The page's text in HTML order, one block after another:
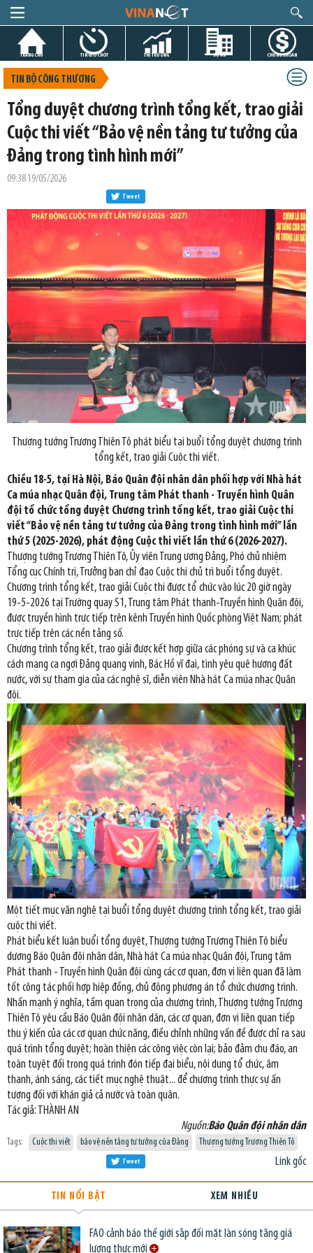
TRANG CHỦ TIN GIỜ CHÓT THỊ TRƯỜNG DỰ ÁN CHỨNG KHOÁN
TIN BỘ CÔNG THƯƠNG
Tổng duyệt chương trình tổng kết, trao giải
Cuộc thi viết “Bảo vệ nền tảng tư tưởng của
Đảng trong tình hình mới”
09:38 19/05/2026
Tweet
Thượng tướng Trương Thiên Tô phát biểu tại buổi tổng duyệt chương trình
tổng kết, trao giải Cuộc thi viết.
Chiều 18-5, tại Hà Nội, Báo Quân đội nhân dân phối hợp với Nhà hát
Ca múa nhạc Quân đội, Trung tâm Phát thanh - Truyền hình Quân
đội tổ chức tổng duyệt Chương trình tổng kết, trao giải Cuộc thi
viết “Bảo vệ nền tảng tư tưởng của Đảng trong tình hình mới” lần
thứ 5 (2025-2026), phát động Cuộc thi viết lần thứ 6 (2026-2027).
Thượng tướng Trương Thiên Tô, Ủy viên Trung ương Đảng, Phó chủ nhiệm
Tổng cục Chính trị, Trưởng ban chỉ đạo Cuộc thi chủ trì buổi tổng duyệt.
Chương trình tổng kết, trao giải Cuộc thi được tổ chức vào lúc 20 giờ ngày
19-5-2026 tại Trường quay S1, Trung tâm Phát thanh-Truyền hình Quân đội,
được truyền hình trực tiếp trên kênh Truyền hình Quốc phòng Việt Nam; phát
trực tiếp trên các nền tảng số.
Chương trình tổng kết, trao giải được kết hợp giữa các phóng sự và ca khúc
cách mạng ca ngợi Đảng quang vinh, Bác Hồ vĩ đại, tình yêu quê hương đất
nước, với sự tham gia của các nghệ sĩ, diễn viên Nhà hát Ca múa nhạc Quân
đội.
Một tiết mục văn nghệ tại buổi tổng duyệt chương trình tổng kết, trao giải
cuộc thi viết.
Phát biểu kết luận buổi tổng duyệt, Thượng tướng Trương Thiên Tô biểu
dương Báo Quân đội nhân dân, Nhà hát Ca múa nhạc Quân đội, Trung tâm
Phát thanh - Truyền hình Quân đội cùng các cơ quan, đơn vị liên quan đã làm
tốt công tác phối hợp hiệp đồng, chủ động phương án tổ chức chương trình.
Nhấn mạnh ý nghĩa, tầm quan trọng của chương trình, Thượng tướng Trương
Thiên Tô yêu cầu Báo Quân đội nhân dân, các cơ quan, đơn vị liên quan tiếp
thu ý kiến của các cơ quan chức năng, điều chỉnh những vấn đề được chỉ ra sau
quá trình tổng duyệt; hoàn thiện các công việc còn lại; bảo đảm chu đáo, an
toàn tuyệt đối trong quá trình đón tiếp đại biểu, nội dung tổ chức, âm
thanh, ánh sáng, các tiết mục nghệ thuật... để chương trình thực sự ấn
tượng đối với khán giả cả nước và toàn quân.
Tác giả: THÀNH AN
Nguồn:Báo Quân đội nhân dân
Tags: Cuộc thi viết bảo vệ nền tảng tư tưởng của Đảng Thượng tướng Trương Thiên Tô
Link gốc
Tweet
TIN NỔI BẬT XEM NHIỀU
FAO cảnh báo thế giới sắp đối mặt làn sóng tăng giá
lương thực mới